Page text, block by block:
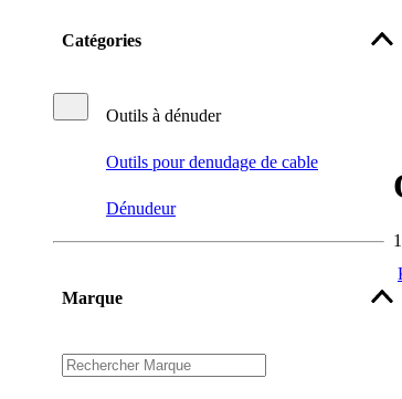
Catégories
Outils à dénuder
Outils pour denudage de cable
Dénudeur
Marque